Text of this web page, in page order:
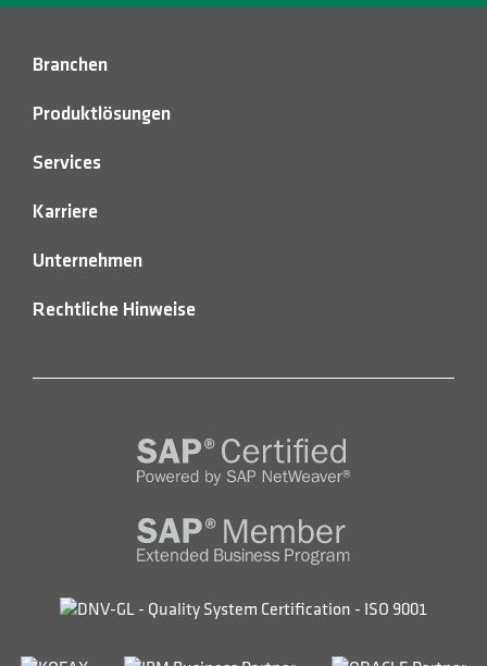
Branchen
Produktlösungen
Services
Karriere
Unternehmen
Rechtliche Hinweise